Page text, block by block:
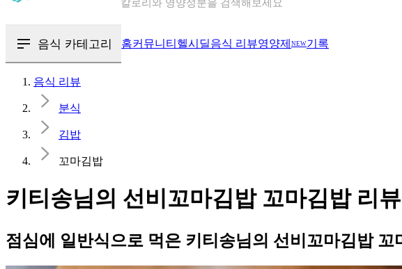
혈당 · 다이어트 음식 검색해보세요
음식 카테고리 홈커뮤니티 헬시딜음식 리뷰영양제 NEW기록
음식 리뷰
분식
김밥
꼬마김밥
키티송님의 선비꼬마김밥 꼬마김밥 리뷰
점심에 일반식으로 먹은 키티송님의 선비꼬마김밥